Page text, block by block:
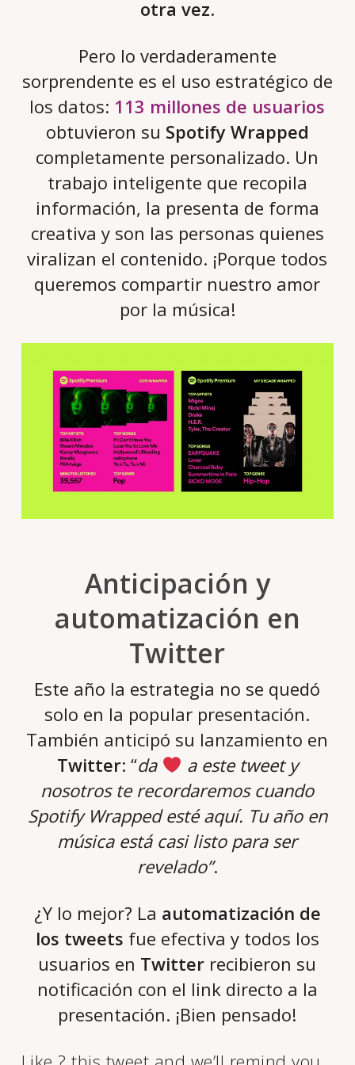
otra vez.
Pero lo verdaderamente
sorprendente es el uso estratégico de
los datos: 113 millones de usuarios
obtuvieron su Spotify Wrapped
completamente personalizado. Un
trabajo inteligente que recopila
información, la presenta de forma
creativa y son las personas quienes
viralizan el contenido. ¡Porque todos
queremos compartir nuestro amor
por la música!
Anticipación y
automatización en
Twitter
Este año la estrategia no se quedó
solo en la popular presentación.
También anticipó su lanzamiento en
Twitter: “da
a este tweet y
nosotros te recordaremos cuando
Spotify Wrapped esté aquí. Tu año en
música está casi listo para ser
revelado”.
¿Y lo mejor? La automatización de
los tweets fue efectiva y todos los
usuarios en Twitter recibieron su
notificación con el link directo a la
presentación. ¡Bien pensado!